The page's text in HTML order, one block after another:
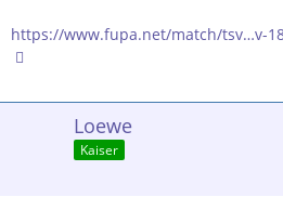
https://www.fupa.net/match/tsv…v-
Loewe
Kaiser